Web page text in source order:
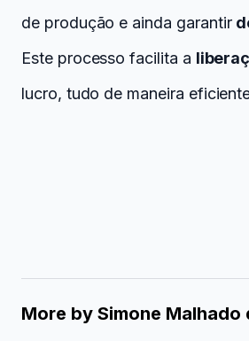
de produção e ainda garantir
Este processo facilita a
lucro, tudo de maneira
More by Simone Malhado